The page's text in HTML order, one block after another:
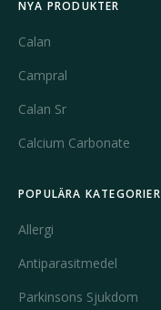
NYA PRODUKTER
Calan
Campral
Calan Sr
Calcium Carbonate
POPULÄRA KATEGORIER
Allergi
Antiparasitmedel
Parkinsons Sjukdom